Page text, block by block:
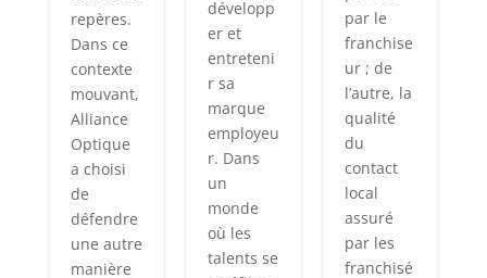
repères.
Dans ce
contexte
mouvant,
Alliance
Optique
a choisi
de
défendre
une autre
manière
développ
er et
entreteni
r sa
marque
employeu
r. Dans
un
monde
où les
talents se
par le
franchise
ur ; de
l’autre, la
qualité
du
contact
local
assuré
par les
franchisé